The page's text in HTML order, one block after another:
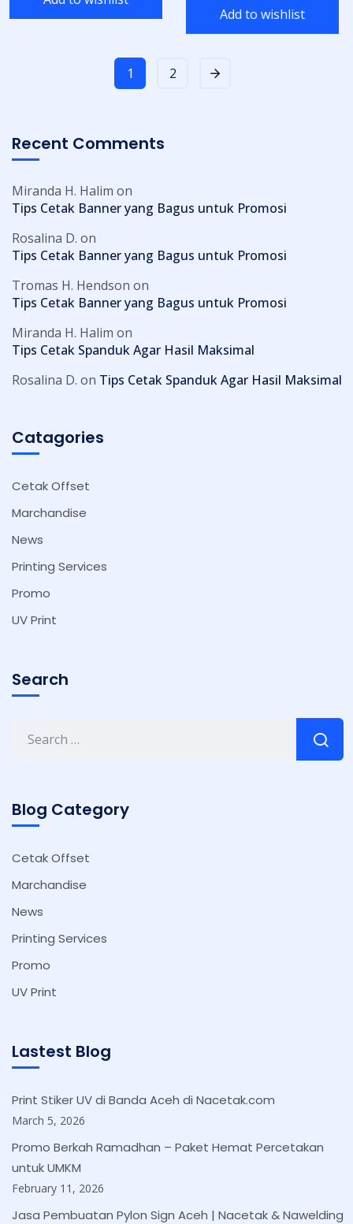
Add to wishlist
1 2
Recent Comments
Miranda H. Halim on
Tips Cetak Banner yang Bagus untuk Promosi
Rosalina D. on
Tips Cetak Banner yang Bagus untuk Promosi
Tromas H. Hendson on
Tips Cetak Banner yang Bagus untuk Promosi
Miranda H. Halim on
Tips Cetak Spanduk Agar Hasil Maksimal
Rosalina D. on Tips Cetak Spanduk Agar Hasil Maksimal
Catagories
Cetak Offset
Marchandise
News
Printing Services
Promo
UV Print
Search
Blog Category
Cetak Offset
Marchandise
News
Printing Services
Promo
UV Print
Lastest Blog
Print Stiker UV di Banda Aceh di Nacetak.com
March 5, 2026
Promo Berkah Ramadhan – Paket Hemat Percetakan
untuk UMKM
February 11, 2026
Jasa Pembuatan Pylon Sign Aceh | Nacetak & Nawelding